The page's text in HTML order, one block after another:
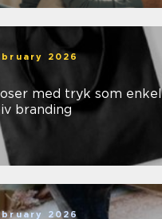
2026
med tryk som
branding
2026